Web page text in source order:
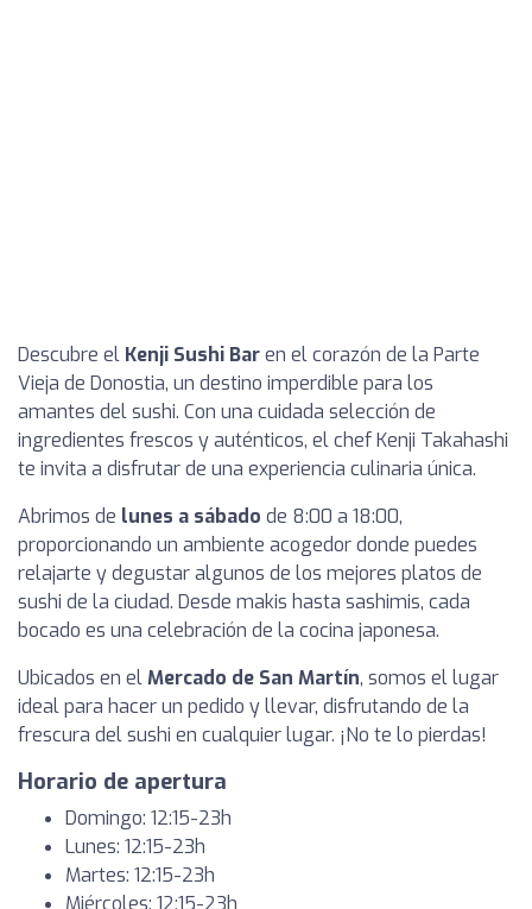
Descubre el Kenji Sushi Baren el corazón de la Parte
Vieja de Donostia, un destino imperdible para los
amantes del sushi. Con una cuidada selección de
ingredientes frescos y auténticos, el chef Kenji Takahashi
te invita a disfrutar de una experiencia culinaria única.
Abrimos de lunes a sábado de 8:00 a 18:00,
proporcionando un ambiente acogedor donde puedes
relajarte y degustar algunos de los mejores platos de
sushi de la ciudad. Desde makis hasta sashimis, cada
bocado es una celebración de la cocina japonesa.
Ubicados en elMercado de San Martín, somos el lugar
ideal para hacer un pedido y llevar, disfrutando de la
frescura del sushi en cualquier lugar. ¡No te lo pierdas!
Horario de apertura
Domingo: 12:15-23h
Lunes: 12:15-23h
Martes: 12:15-23h
Miércoles: 12:15-23h